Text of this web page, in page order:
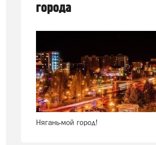
города
Нягань-мой город!